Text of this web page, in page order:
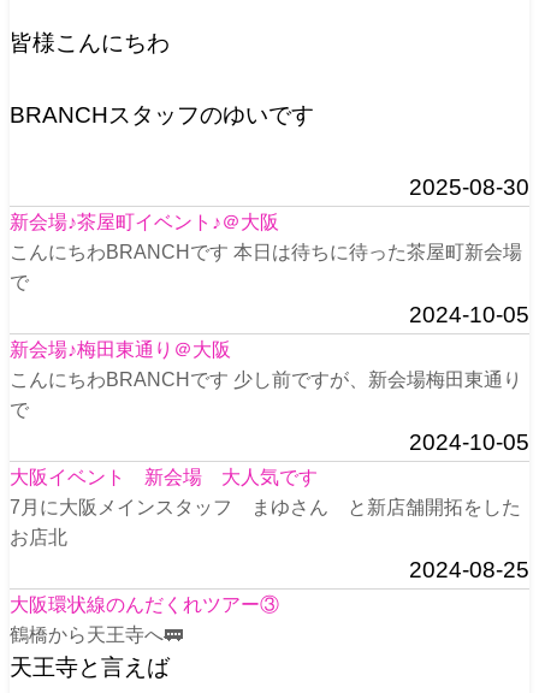
皆様こんにちわ
BRANCHスタッフのゆいです
2025-08-30
新会場♪茶屋町イベント♪＠大阪
こんにちわBRANCHです 本日は待ちに待った茶屋町新会場
で
2024-10-05
新会場♪梅田東通り＠大阪
こんにちわBRANCHです 少し前ですが、新会場梅田東通り
で
2024-10-05
大阪イベント 新会場 大人気です
7月に大阪メインスタッフ まゆさん と新店舗開拓をした
お店北
2024-08-25
大阪環状線のんだくれツアー③
鶴橋から天王寺へ🚃
天王寺と言えば